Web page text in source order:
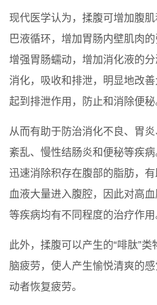
现代医学认为，揉腹可增加腹
巴液循环，增加胃肠内壁肌肉的
增强胃肠蠕动，增加消化液的
消化，吸收和排泄，明显地改
起到排泄作用，防止和消除便秘
从而有助于防治消化不良、胃
紊乱、慢性结肠炎和便秘等疾
迅速消除积存在腹部的脂肪，
血液大量进入腹腔，因此对高
等疾病均有不同程度的治疗作用
此外，揉腹可以产生的“啡肽”
脑疲劳，使人产生愉悦清爽的
动者恢复疲劳。